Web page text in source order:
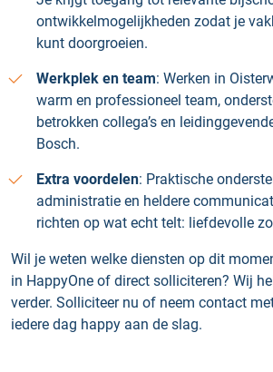
ontwikkelmogelijkheden zodat je
kunt doorgroeien.
Werkplek en team: Werken in
warm en professioneel team,
betrokken collega’s en
Bosch.
Extra voordelen: Praktische
administratie en heldere
richten op wat echt telt: liefdevolle
Wil je weten welke diensten op dit
in HappyOne of direct solliciteren? Wij
verder. Solliciteer nu of neem contact
iedere dag happy aan de slag.